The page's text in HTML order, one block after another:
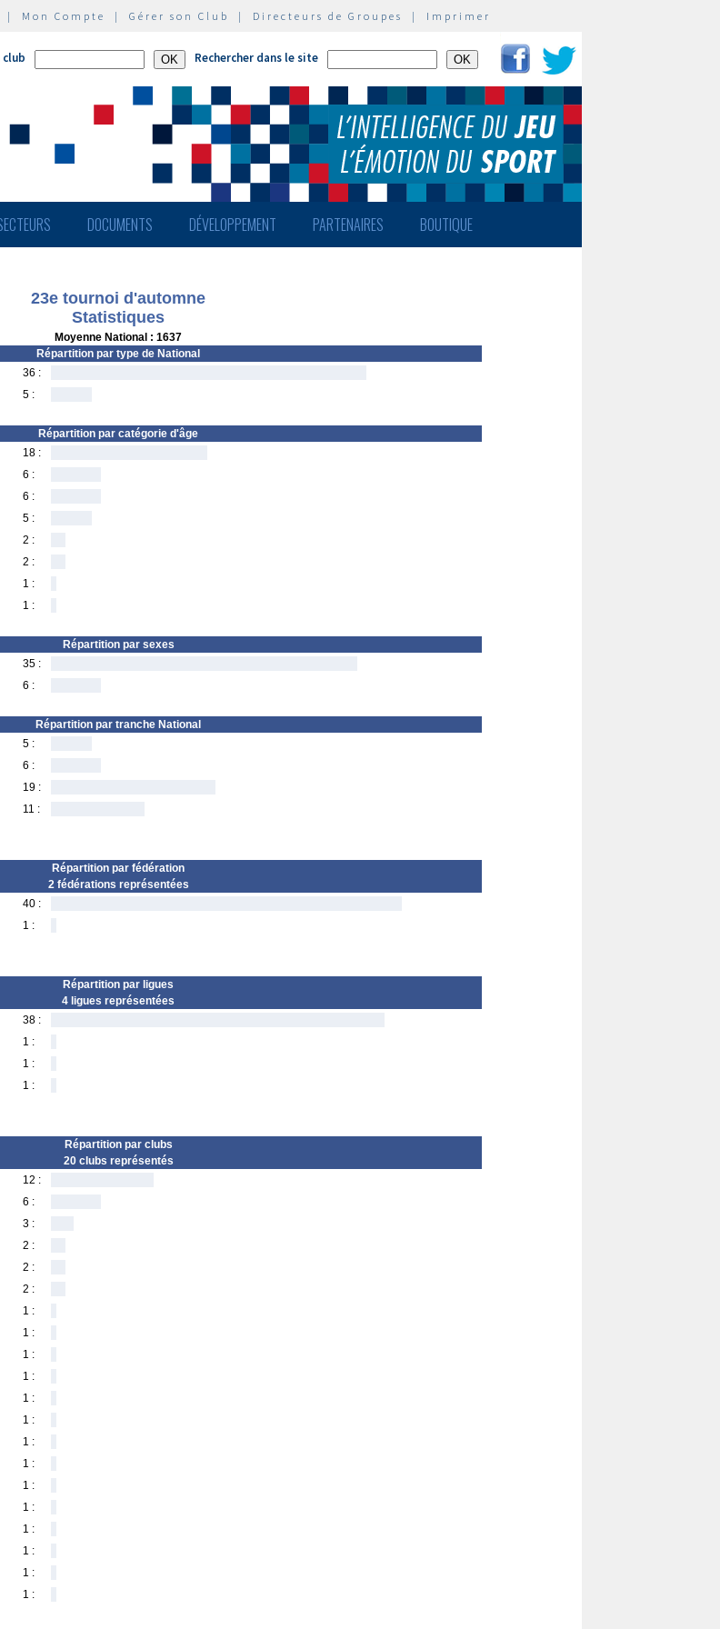
| Mon Compte | Gérer son Club | Directeurs de Groupes | Imprimer
club Rechercher dans le site
DOCUMENTS DÉVELOPPEMENT PARTENAIRES BOUTIQUE
23e tournoi d'automne
Statistiques
Moyenne National : 1637
Répartition par type de National
36 :
5 :
Répartition par catégorie d'âge
18 :
6 :
6 :
5 :
2 :
2 :
1 :
1 :
Répartition par sexes
35 :
6 :
Répartition par tranche National
5 :
6 :
19 :
11 :
Répartition par fédération
2 fédérations représentées
40 :
1 :
Répartition par ligues
4 ligues représentées
38 :
1 :
1 :
1 :
Répartition par clubs
20 clubs représentés
12 :
6 :
3 :
2 :
2 :
2 :
1 :
1 :
1 :
1 :
1 :
1 :
1 :
1 :
1 :
1 :
1 :
1 :
1 :
1 :